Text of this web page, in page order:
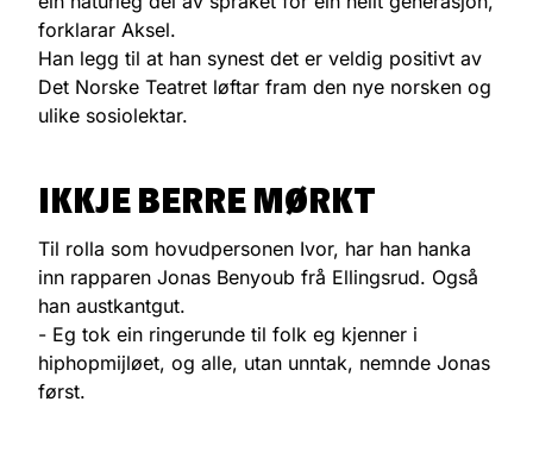
forklarar Aksel.
Han legg til at han synest det er veldig positivt av
Det Norske Teatret løftar fram den nye norsken og
ulike sosiolektar.
IKKJE BERRE MØRKT
Til rolla som hovudpersonen Ivor, har han hanka
inn rapparen Jonas Benyoub frå Ellingsrud. Også
han austkantgut.
- Eg tok ein ringerunde til folk eg kjenner i
hiphopmijløet, og alle, utan unntak, nemnde Jonas
først.